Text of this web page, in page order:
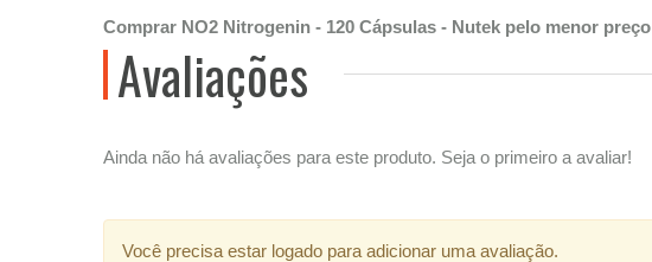
Comprar NO2 Nitrogenin - 120 Cápsulas - Nutek pelo menor preço
Avaliações
Ainda não há avaliações para este produto. Seja o primeiro a avaliar!
Você precisa estar logado para adicionar uma avaliação.